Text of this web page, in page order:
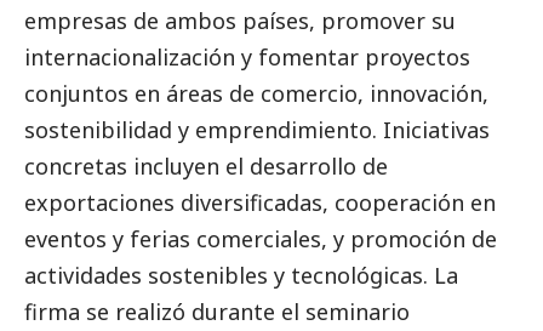
empresas de ambos países, promover su
internacionalización y fomentar proyectos
conjuntos en áreas de comercio, innovación,
sostenibilidad y emprendimiento. Iniciativas
concretas incluyen el desarrollo de
exportaciones diversificadas, cooperación en
eventos y ferias comerciales, y promoción de
actividades sostenibles y tecnológicas. La
firma se realizó durante el seminario